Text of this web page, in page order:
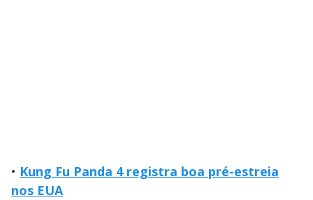
• Kung Fu Panda 4 registra boa pré-estreia
nos EUA